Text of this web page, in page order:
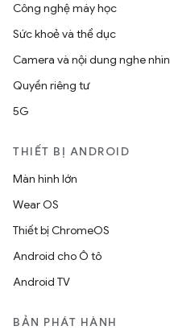
Công nghệ máy học
Sức khoẻ và thể dục
Camera và nội dung nghe nhìn
Quyền riêng tư
5G
THIẾT BỊ ANDROID
Màn hình lớn
Wear OS
Thiết bị ChromeOS
Android cho Ô tô
Android TV
BẢN PHÁT HÀNH